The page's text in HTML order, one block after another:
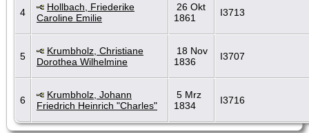
4
Hollbach, Friederike
Caroline Emilie
26 Okt
1861
I3713
5
Krumbholz, Christiane
Dorothea Wilhelmine
18 Nov
1836
I3707
6
Krumbholz, Johann
Friedrich Heinrich "Charles"
5 Mrz
1834
I3716